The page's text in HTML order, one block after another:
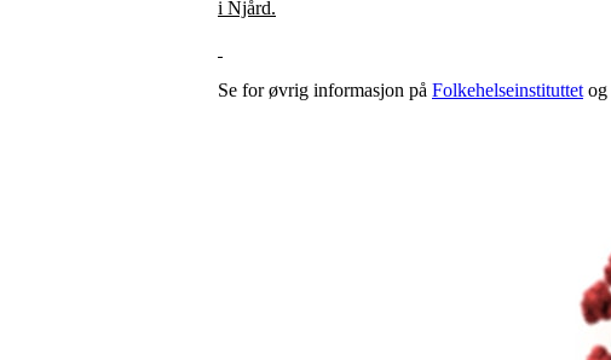
i Njård.
Se for øvrig informasjon på Folkehelseinstituttet og